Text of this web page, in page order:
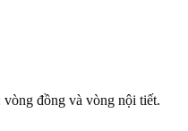
đồng và vòng nội tiết.